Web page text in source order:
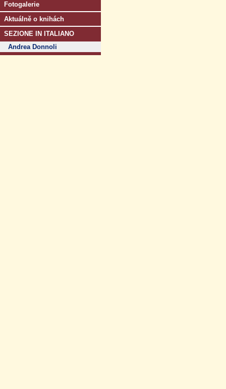
Fotogalerie
Aktuálně o knihách
SEZIONE IN ITALIANO
Andrea Donnoli